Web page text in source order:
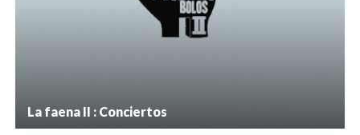
La faena II : Conciertos